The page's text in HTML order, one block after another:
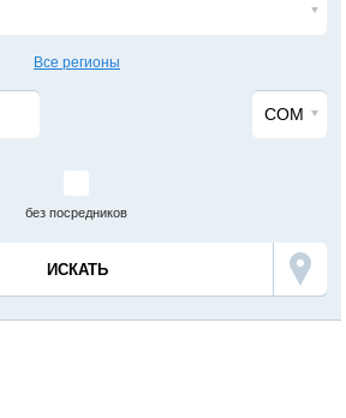
Все регионы
СОМ
без посредников